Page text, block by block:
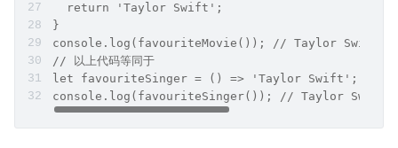
  return 'Taylor Swift';
}
console.log(favouriteMovie()); // Taylor Swift
// 以上代码等同于
let favouriteSinger = () => 'Taylor Swift';
console.log(favouriteSinger()); // Taylor Swift